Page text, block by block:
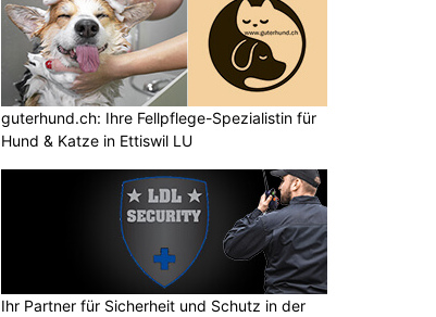
guterhund.ch: Ihre Fellpflege-Spezialistin für
Hund & Katze in Ettiswil LU
Ihr Partner für Sicherheit und Schutz in der